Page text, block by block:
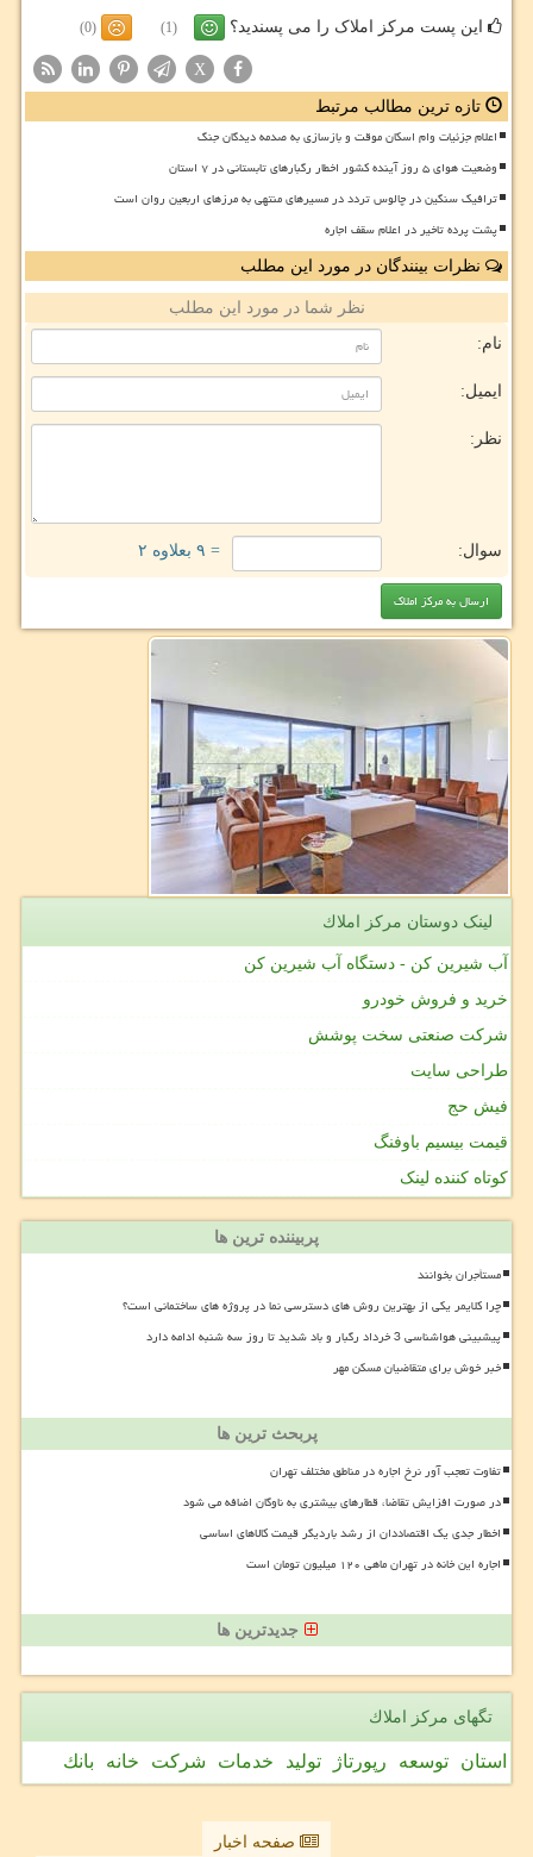
این پست مرکز املاک را می پسندید؟ (1)
(0)
X
تازه ترین مطالب مرتبط
اعلام جزئیات وام اسکان موقت و بازسازی به صدمه دیدگان جنگ
وضعیت هوای ۵ روز آینده کشور اخطار رگبارهای تابستانی در ۷ استان
ترافیک سنگین در چالوس تردد در مسیرهای منتهی به مرزهای اربعین روان است
پشت پرده تاخیر در اعلام سقف اجاره
نظرات بینندگان در مورد این مطلب
نظر شما در مورد این مطلب
نام:
ایمیل:
نظر:
سوال: = ۹ بعلاوه ۲
لینک دوستان مركز املاك
آب شیرین کن - دستگاه آب شیرین کن
خرید و فروش خودرو
شرکت صنعتی سخت پوشش
طراحی سایت
فیش حج
قیمت بیسیم باوفنگ
کوتاه کننده لینک
پربیننده ترین ها
مستأجران بخوانند
چرا کلایمر یکی از بهترین روش های دسترسی نما در پروژه های ساختمانی است؟
پیشبینی هواشناسی 3 خرداد رگبار و باد شدید تا روز سه شنبه ادامه دارد
خبر خوش برای متقاضیان مسکن مهر
پربحث ترین ها
تفاوت تعجب آور نرخ اجاره در مناطق مختلف تهران
در صورت افزایش تقاضا، قطارهای بیشتری به ناوگان اضافه می شود
اخطار جدی یک اقتصاددان از رشد باردیگر قیمت کالاهای اساسی
اجاره این خانه در تهران ماهی ۱۲۰ میلیون تومان است
جدیدترین ها
تگهای مركز املاك
استان توسعه رپورتاژ تولید خدمات شركت خانه بانك
صفحه اخبار